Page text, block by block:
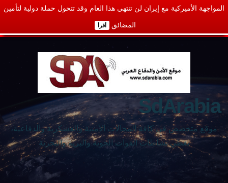
المواجهة الأميركية مع إيران لن تنتهي هذا العام وقد تتحول حملة دولية لتأمين
المضائق أقرأ
SdArabia
موقع متخصص في كافة المجالات الأمنية والعسكرية والدفاعية،
يغطي نشاطات القوات الجوية والبرية والبحرية